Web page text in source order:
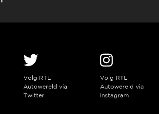
Volg RTL
Autowereld via
Twitter
Volg RTL
Autowereld via
Instagram